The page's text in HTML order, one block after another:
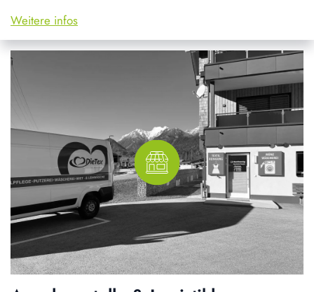
Weitere infos